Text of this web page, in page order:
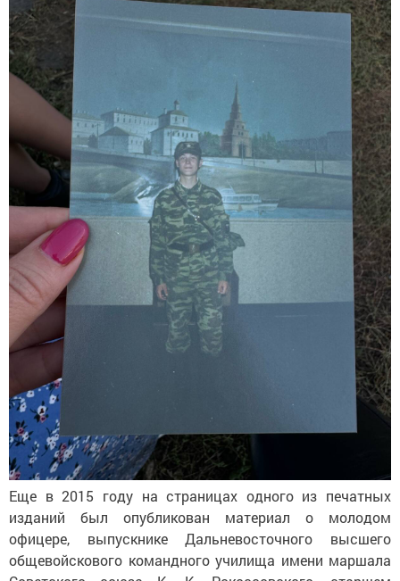
Еще в 2015 году на страницах одного из печатных
изданий был опубликован материал о молодом
офицере, выпускнике Дальневосточного высшего
общевойскового командного училища имени маршала
Советского союза К. К. Рокоссовского, старшем